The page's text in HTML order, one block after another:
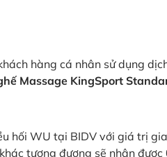
hàng cá nhân sử dụng
Massage KingSport
hối WU tại BIDV với giá trị
tương đương sẽ nhận